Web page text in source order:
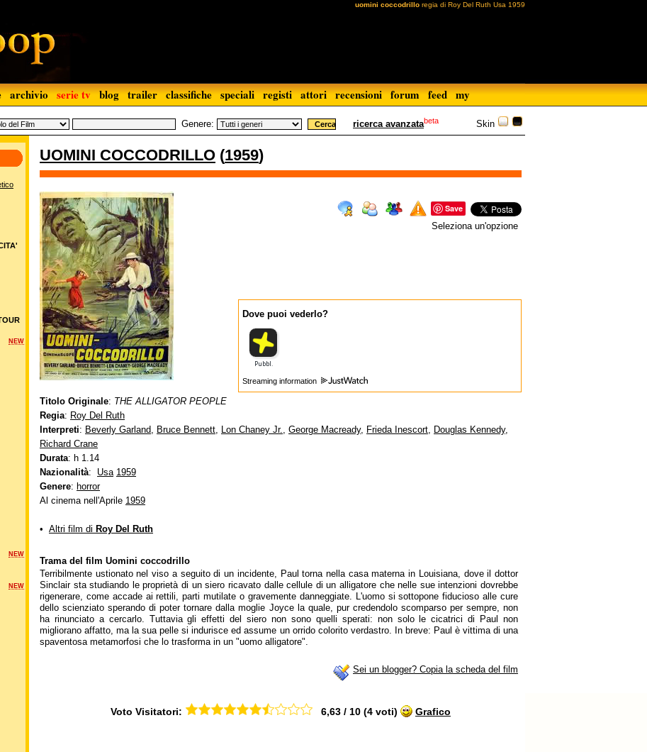
uomini coccodrillo regia di Roy Del Ruth Usa 1959
archivio serie tv blog trailer classifiche speciali registi attori recensioni forum feed my
Skin
Genere: ricerca avanzatabeta
UOMINI COCCODRILLO (1959)
Save
Seleziona un'opzione
Dove puoi vederlo?
Streaming information
Titolo Originale: THE ALLIGATOR PEOPLE
Regia: Roy Del Ruth
Interpreti: Beverly Garland, Bruce Bennett, Lon Chaney Jr., George Macready, Frieda Inescort, Douglas Kennedy,
Richard Crane
Durata: h 1.14
Nazionalità: Usa 1959
Genere: horror
Al cinema nell'Aprile 1959
• Altri film di Roy Del Ruth
Trama del film Uomini coccodrillo
Terribilmente ustionato nel viso a seguito di un incidente, Paul torna nella casa materna in Louisiana, dove il dottor
Sinclair sta studiando le proprietà di un siero ricavato dalle cellule di un alligatore che nelle sue intenzioni dovrebbe
rigenerare, come accade ai rettili, parti mutilate o gravemente danneggiate. L'uomo si sottopone fiducioso alle cure
dello scienziato sperando di poter tornare dalla moglie Joyce la quale, pur credendolo scomparso per sempre, non
ha rinunciato a cercarlo. Tuttavia gli effetti del siero non sono quelli sperati: non solo le cicatrici di Paul non
migliorano affatto, ma la sua pelle si indurisce ed assume un orrido colorito verdastro. In breve: Paul è vittima di una
spaventosa metamorfosi che lo trasforma in un "uomo alligatore".
Sei un blogger? Copia la scheda del film
Voto Visitatori: 6,63 / 10 (4 voti) Grafico
NEW
NEW
NEW